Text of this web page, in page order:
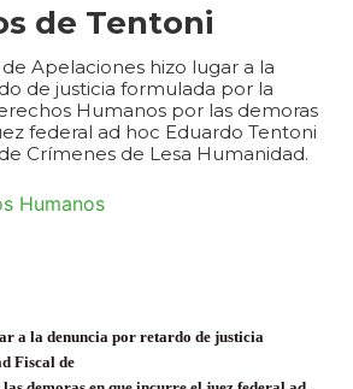
de Tentoni
Apelaciones hizo lugar a la
de justicia formulada por la
Humanos por las demoras
federal ad hoc Eduardo Tentoni
Crímenes de Lesa Humanidad.
Humanos
a la denuncia por retardo de justicia
Fiscal de